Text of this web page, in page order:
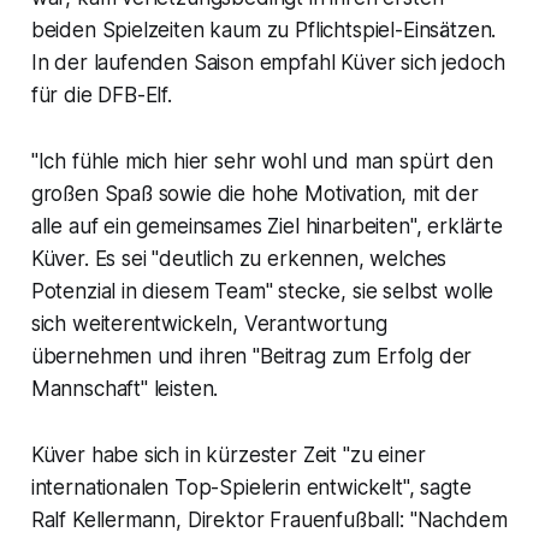
beiden Spielzeiten kaum zu Pflichtspiel-Einsätzen.
In der laufenden Saison empfahl Küver sich jedoch
für die DFB-Elf.
"Ich fühle mich hier sehr wohl und man spürt den
großen Spaß sowie die hohe Motivation, mit der
alle auf ein gemeinsames Ziel hinarbeiten", erklärte
Küver. Es sei "deutlich zu erkennen, welches
Potenzial in diesem Team" stecke, sie selbst wolle
sich weiterentwickeln, Verantwortung
übernehmen und ihren "Beitrag zum Erfolg der
Mannschaft" leisten.
Küver habe sich in kürzester Zeit "zu einer
internationalen Top-Spielerin entwickelt", sagte
Ralf Kellermann, Direktor Frauenfußball: "Nachdem